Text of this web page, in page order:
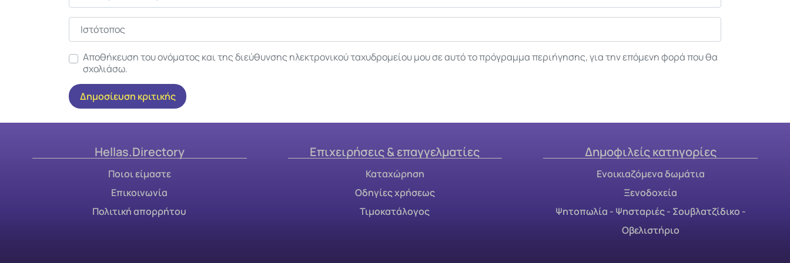
Ιστότοπος
Αποθήκευση του ονόματος και της διεύθυνσης ηλεκτρονικού ταχυδρομείου μου σε αυτό το πρόγραμμα περιήγησης, για την επόμενη φορά που θα
σχολιάσω.
Hellas.Directory
Ποιοι είμαστε
Επικοινωνία
Πολιτική απορρήτου
Επιχειρήσεις & επαγγελματίες
Καταχώρηση
Οδηγίες χρήσεως
Τιμοκατάλογος
Δημοφιλείς κατηγορίες
Ενοικιαζόμενα δωμάτια
Ξενοδοχεία
Ψητοπωλία - Ψησταριές - Σουβλατζίδικο -
Οβελιστήριο